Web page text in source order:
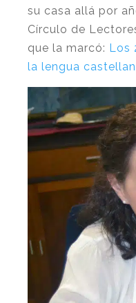
su casa allá por
Círculo de
que la marcó: Los
la lengua